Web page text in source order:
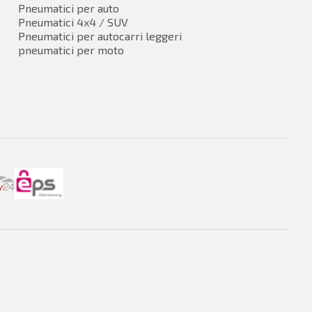
Pneumatici per auto
Pneumatici 4x4 / SUV
Pneumatici per autocarri leggeri
pneumatici per moto